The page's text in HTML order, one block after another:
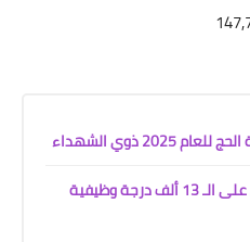
ذوي الشهداء
أسماء الفائزين المتقدمين على الـ 13 ألف درجة وظيفية